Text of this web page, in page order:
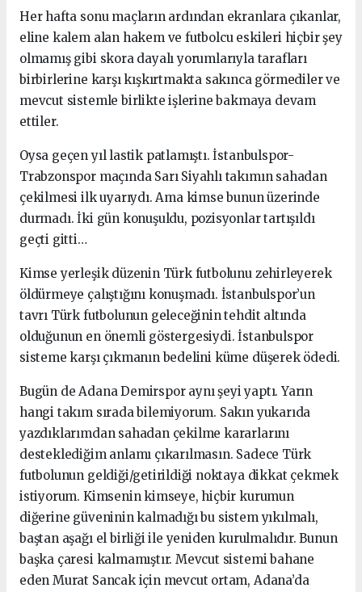
Her hafta sonu maçların ardından ekranlara çıkanlar,
eline kalem alan hakem ve futbolcu eskileri hiçbir şey
olmamış gibi skora dayalı yorumlarıyla tarafları
birbirlerine karşı kışkırtmakta sakınca görmediler ve
mevcut sistemle birlikte işlerine bakmaya devam
ettiler.
Oysa geçen yıl lastik patlamıştı. İstanbulspor-
Trabzonspor maçında Sarı Siyahlı takımın sahadan
çekilmesi ilk uyarıydı. Ama kimse bunun üzerinde
durmadı. İki gün konuşuldu, pozisyonlar tartışıldı
geçti gitti…
Kimse yerleşik düzenin Türk futbolunu zehirleyerek
öldürmeye çalıştığını konuşmadı. İstanbulspor’un
tavrı Türk futbolunun geleceğinin tehdit altında
olduğunun en önemli göstergesiydi. İstanbulspor
sisteme karşı çıkmanın bedelini küme düşerek ödedi.
Bugün de Adana Demirspor aynı şeyi yaptı. Yarın
hangi takım sırada bilemiyorum. Sakın yukarıda
yazdıklarımdan sahadan çekilme kararlarını
desteklediğim anlamı çıkarılmasın. Sadece Türk
futbolunun geldiği/getirildiği noktaya dikkat çekmek
istiyorum. Kimsenin kimseye, hiçbir kurumun
diğerine güveninin kalmadığı bu sistem yıkılmalı,
baştan aşağı el birliği ile yeniden kurulmalıdır. Bunun
başka çaresi kalmamıştır. Mevcut sistemi bahane
eden Murat Sancak için mevcut ortam, Adana’da